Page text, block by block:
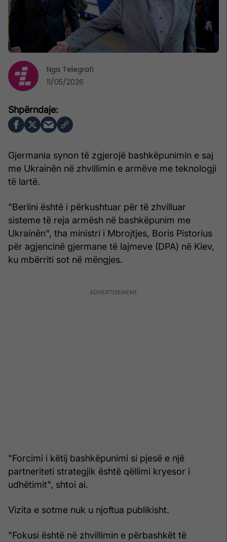
Gjermania synon të zgjerojë bashkëpunimin e saj
me Ukrainën në zhvillimin e armëve me teknologji
të lartë.
"Berlini është i përkushtuar për të zhvilluar
sisteme të reja armësh në bashkëpunim me
Ukrainën", tha ministri i Mbrojtjes, Boris Pistorius
për agjencinë gjermane të lajmeve (DPA) në Kiev,
ku mbërriti sot në mëngjes.
"Forcimi i këtij bashkëpunimi si pjesë e një
partneriteti strategjik është qëllimi kryesor i
udhëtimit", shtoi ai.
Vizita e sotme nuk u njoftua publikisht.
"Fokusi është në zhvillimin e përbashkët të
Nga Telegrafi
11/05/2026